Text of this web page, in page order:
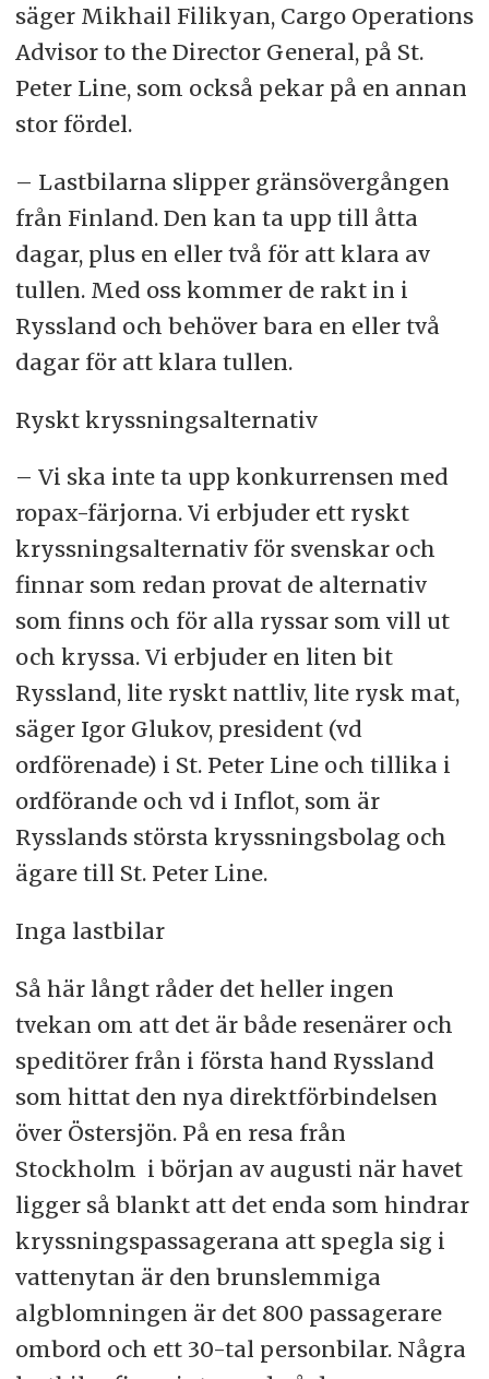
säger Mikhail Filikyan, Cargo Operations
Advisor to the Director General, på St.
Peter Line, som också pekar på en annan
stor fördel.
– Lastbilarna slipper gränsövergången
från Finland. Den kan ta upp till åtta
dagar, plus en eller två för att klara av
tullen. Med oss kommer de rakt in i
Ryssland och behöver bara en eller två
dagar för att klara tullen.
Ryskt kryssningsalternativ
– Vi ska inte ta upp konkurrensen med
ropax-färjorna. Vi erbjuder ett ryskt
kryssningsalternativ för svenskar och
finnar som redan provat de alternativ
som finns och för alla ryssar som vill ut
och kryssa. Vi erbjuder en liten bit
Ryssland, lite ryskt nattliv, lite rysk mat,
säger Igor Glukov, president (vd
ordförenade) i St. Peter Line och tillika i
ordförande och vd i Inflot, som är
Rysslands största kryssningsbolag och
ägare till St. Peter Line.
Inga lastbilar
Så här långt råder det heller ingen
tvekan om att det är både resenärer och
speditörer från i första hand Ryssland
som hittat den nya direktförbindelsen
över Östersjön. På en resa från
Stockholm i början av augusti när havet
ligger så blankt att det enda som hindrar
kryssningspassagerana att spegla sig i
vattenytan är den brunslemmiga
algblomningen är det 800 passagerare
ombord och ett 30-tal personbilar. Några